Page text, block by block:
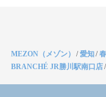
MEZON（メゾン） /愛知/
BRANCHÉ JR勝川駅南口店/